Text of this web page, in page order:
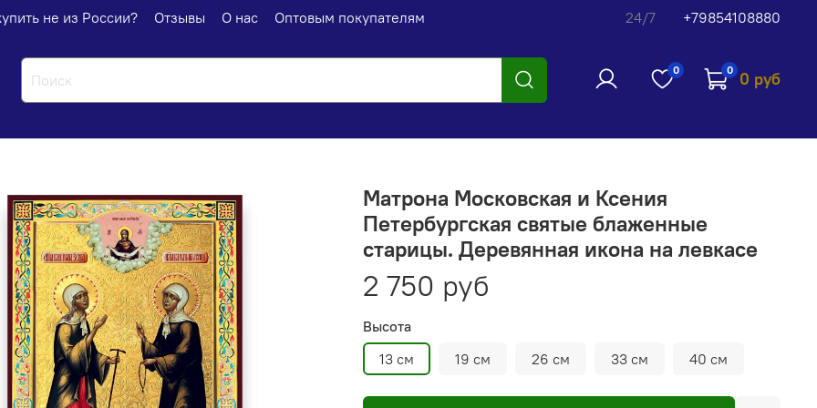
не из России? Отзывы О нас Оптовым покупателям 24/7 +79854108880
0 0 0 руб
Матрона Московская и Ксения
Петербургская святые блаженные
старицы. Деревянная икона на левкасе
2 750 руб
Высота
13 см
19 см 26 см 33 см 40 см